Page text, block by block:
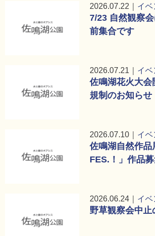
2026.07.22｜ イベ
7/23 自然観察
前集合です
2026.07.21｜ イベ
佐鳴湖花火大
規制のお知らせ
2026.07.10｜ イベ
佐鳴湖自然作
FES.！」作品
2026.06.24｜ イベ
野草観察会中止